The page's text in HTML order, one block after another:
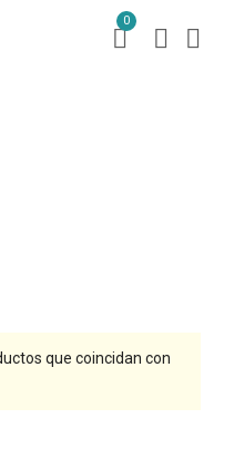
0
que coincidan con